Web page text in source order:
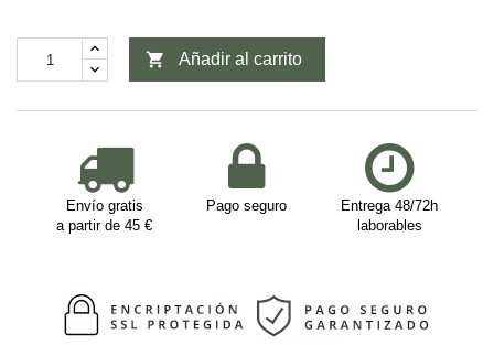
 Añadir al carrito
Envío gratis
a partir de 45 €
Pago seguro
Entrega 48/72h
laborables